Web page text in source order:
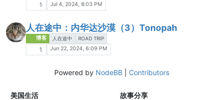
1 Jul 4, 2024, 8:03 PM
人在途中：内华达沙漠（3）Tonopah
博客 人在途中 ROAD TRIP
1 Jun 22, 2024, 6:09 PM
Powered by NodeBB| Contributors
美国生活 故事分享